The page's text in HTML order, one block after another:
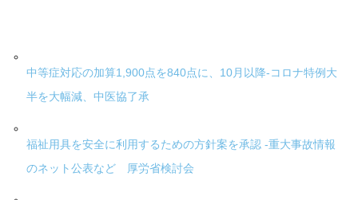
中等症対応の加算1,900点を840点に、10月以降-コロナ特例大
半を大幅減、中医協了承
福祉用具を安全に利用するための方針案を承認 -重大事故情報
のネット公表など 厚労省検討会